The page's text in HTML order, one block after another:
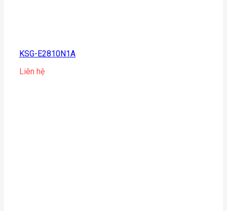
KSG-E2810N1A
Liên hệ